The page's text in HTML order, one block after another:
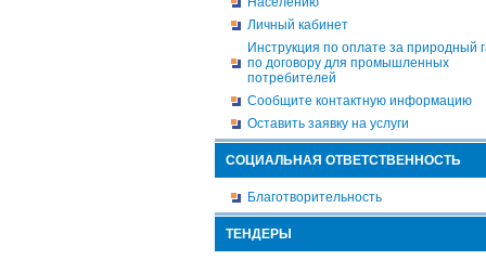
Личный кабинет
Инструкция по оплате за природный
по договору для промышленных
потребителей
Сообщите контактную информацию
Оставить заявку на услуги
СОЦИАЛЬНАЯ ОТВЕТСТВЕННОСТЬ
Благотворительность
ТЕНДЕРЫ